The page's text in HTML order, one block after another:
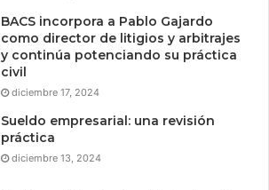
BACS incorpora a Pablo Gajardo
como director de litigios y arbitrajes
y continúa potenciando su práctica
civil
diciembre 17, 2024
Sueldo empresarial: una revisión
práctica
diciembre 13, 2024